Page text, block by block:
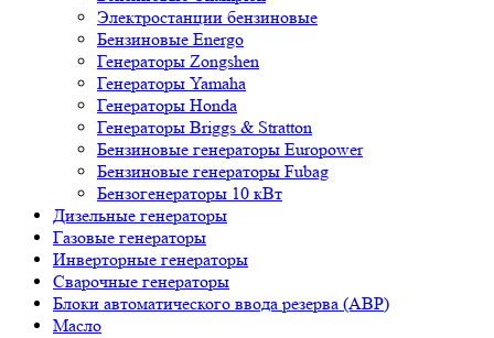
Электростанции бензиновые
Бензиновые Energo
Генераторы Zongshen
Генераторы Yamaha
Генераторы Honda
Генераторы Briggs & Stratton
Бензиновые генераторы Europower
Бензиновые генераторы Fubag
Бензогенераторы 10 кВт
Дизельные генераторы
Газовые генераторы
Инверторные генераторы
Сварочные генераторы
Блоки автоматического ввода резерва (АВР)
Масло